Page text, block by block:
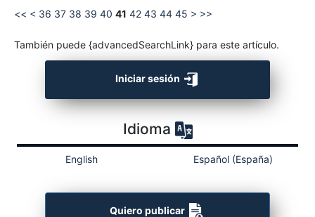
<< < 36 37 38 39 40 41 42 43 44 45 > >>
También puede {advancedSearchLink} para este artículo.
Iniciar sesión
Idioma
English Español (España)
Quiero publicar